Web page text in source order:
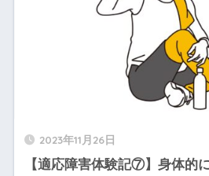
2023年11月26日
【適応障害体験記⑦】身体的